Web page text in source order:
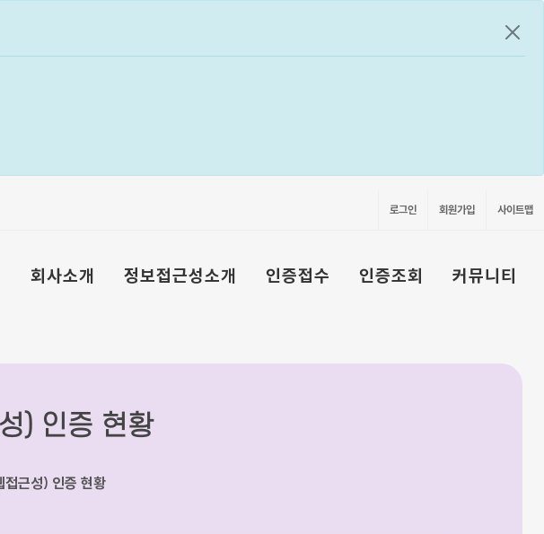
공지
로그인 회원가입 사이트맵
회사소개 정보접근성소개 인증접수 인증조회 커뮤니티
) 인증 현황
근성) 인증 현황